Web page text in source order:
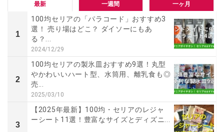
最新 一週間 一ヶ月
1
100均セリアの「パラコード」おすすめ3
選！ 売り場はどこ？ ダイソーにもあ
る？...
2024/12/29
2
100均セリアの製氷皿おすすめ9選！丸型
やかわいいハート型、水筒用、離乳食も◎
売...
2025/03/10
3
【2025年最新】100均・セリアのレジャ
ーシート11選！豊富なサイズとディズニ...